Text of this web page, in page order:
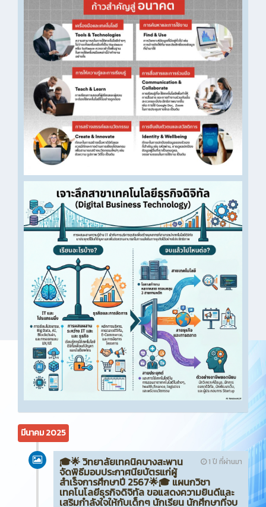
มีนาคม 2025
1 ปี ที่ผ่านมา
🎓🌟 วิทยาลัยเทคนิคบางสะพาน
จัดพิธีมอบประกาศนียบัตรแก่ผู้
สำเร็จการศึกษาปี 2567🌟🎓 แผนกวิชา
เทคโนโลยีธุรกิจดิจิทัล ขอแสดงความยินดีและ
เสริมกำลังใจให้กับเด็กๆ นักเรียน นักศึกษาที่จบ